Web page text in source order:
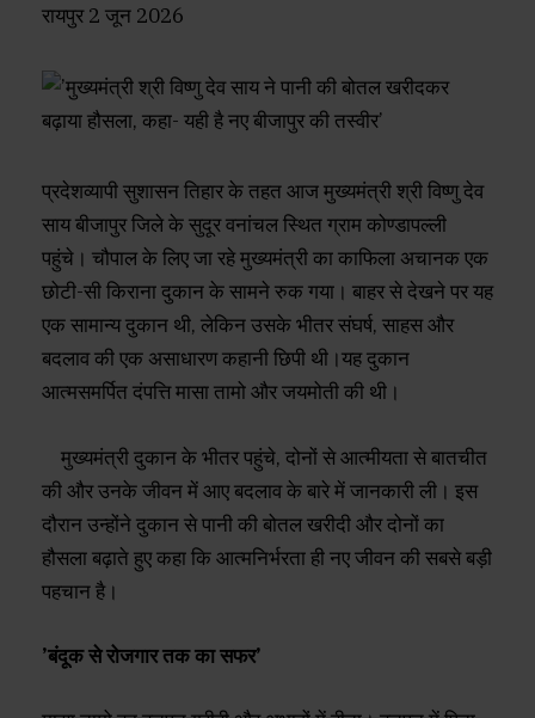
रायपुर 2 जून 2026
प्रदेशव्यापी सुशासन तिहार के तहत आज मुख्यमंत्री श्री विष्णु देव
साय बीजापुर जिले के सुदूर वनांचल स्थित ग्राम कोण्डापल्ली
पहुंचे। चौपाल के लिए जा रहे मुख्यमंत्री का काफिला अचानक एक
छोटी-सी किराना दुकान के सामने रुक गया। बाहर से देखने पर यह
एक सामान्य दुकान थी, लेकिन उसके भीतर संघर्ष, साहस और
बदलाव की एक असाधारण कहानी छिपी थी।यह दुकान
आत्मसमर्पित दंपत्ति मासा तामो और जयमोती की थी।
मुख्यमंत्री दुकान के भीतर पहुंचे, दोनों से आत्मीयता से बातचीत
की और उनके जीवन में आए बदलाव के बारे में जानकारी ली। इस
दौरान उन्होंने दुकान से पानी की बोतल खरीदी और दोनों का
हौसला बढ़ाते हुए कहा कि आत्मनिर्भरता ही नए जीवन की सबसे बड़ी
पहचान है।
’बंदूक से रोजगार तक का सफर’